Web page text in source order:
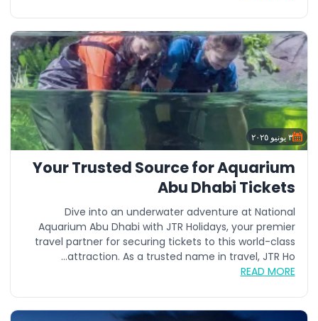
٣ يونيو ٢٠٢٥
Your Trusted Source for Aquarium
Abu Dhabi Tickets
Dive into an underwater adventure at National
Aquarium Abu Dhabi with JTR Holidays, your premier
travel partner for securing tickets to this world-class
attraction. As a trusted name in travel, JTR Ho...
READ MORE